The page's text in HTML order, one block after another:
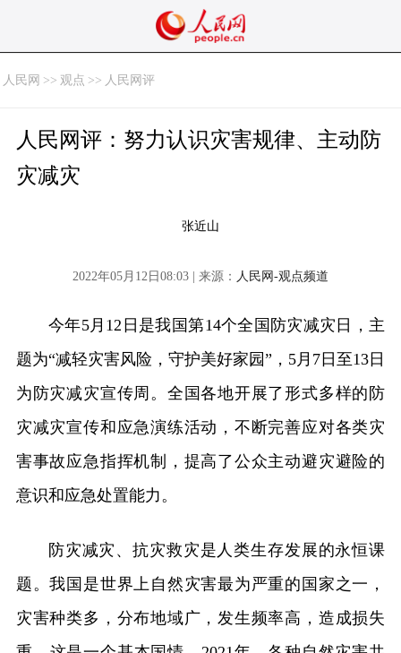
人民网 >> 观点 >> 人民网评
人民网评：努力认识灾害规律、主动防
灾减灾
张近山
2022年05月12日08:03 | 来源： 人民网-观点频道
今年5月12日是我国第14个全国防灾减灾日，主
题为“减轻灾害风险，守护美好家园”，5月7日至13日
为防灾减灾宣传周。全国各地开展了形式多样的防
灾减灾宣传和应急演练活动，不断完善应对各类灾
害事故应急指挥机制，提高了公众主动避灾避险的
意识和应急处置能力。
防灾减灾、抗灾救灾是人类生存发展的永恒课
题。我国是世界上自然灾害最为严重的国家之一，
灾害种类多，分布地域广，发生频率高，造成损失